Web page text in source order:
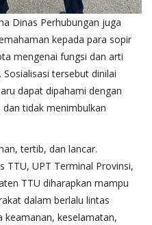
Dinas Perhubungan juga
kepada para sopir
mengenai fungsi dan arti
tersebut dinilai
dapat dipahami dengan
tidak menimbulkan
tertib, dan lancar.
TTU, UPT Terminal Provinsi,
TTU diharapkan mampu
dalam berlalu lintas
keamanan, keselamatan,